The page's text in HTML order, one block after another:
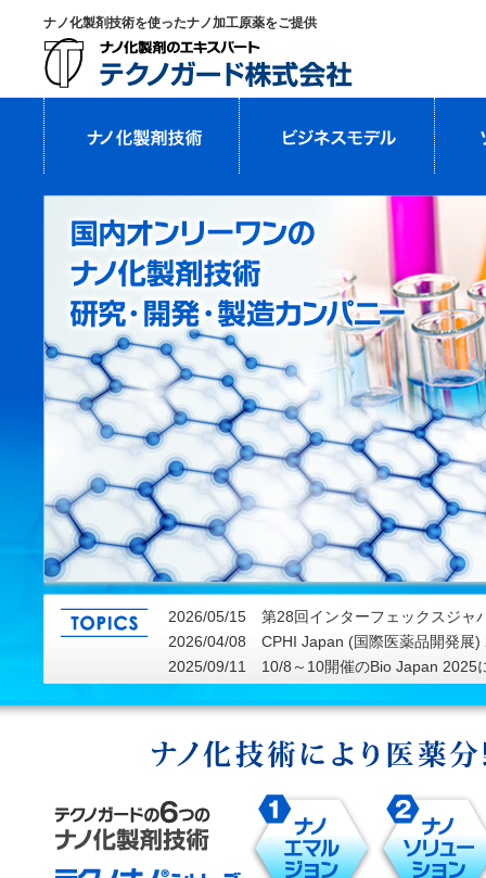
ナノ化製剤技術を使ったナノ加工原薬をご提供
2026/05/15 第28回インターフェックスジャ
2026/04/08 CPHI Japan (国際医薬品開発展)
2025/09/11 10/8～10開催のBio Japan 2025